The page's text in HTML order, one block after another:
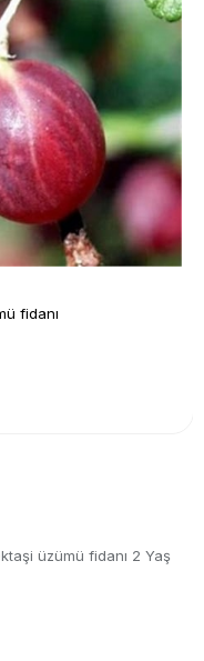
fidanı
üzümü fidanı 2 Yaş